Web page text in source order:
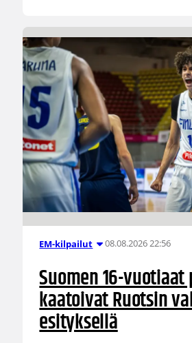
EM-kilpailut 08.08.2026 22:56
Suomen 16-
kaatoivat Ruotsin
esityksellä